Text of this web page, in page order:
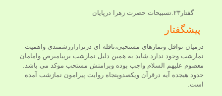
گفتار۲۳.تسبیحات حضرت زهرا درپایان
پیشگفتار
درمیان نوافل ونمازهای مستحبی،نافله ای درترازارزشمندی واهمیت
نمازشب وجود ندارد.شاید به همین دلیل نمازشب برپیامبرص وامامان
معصوم علیهم السلام واجب بوده وبرامتش مستحب موکد می باشد.
حدود هیجده آیه درقرآن ویکصدوپنجاه روایت پیرامون نمازشب آمده
است.